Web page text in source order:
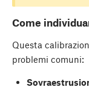
Come
Questa
problemi comuni: